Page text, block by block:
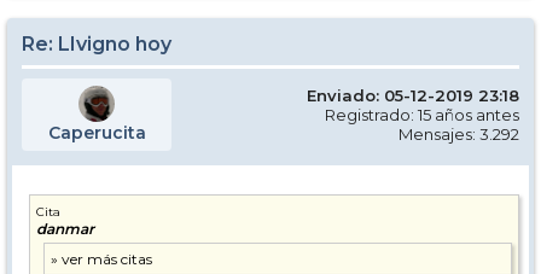
Re: LIvigno hoy
Caperucita
Enviado: 05-12-2019 23:18
Registrado: 15 años antes
Mensajes: 3.292
Cita
danmar